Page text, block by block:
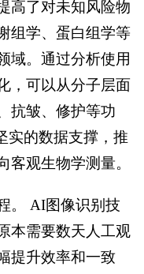
高了对未知风险物
组学、蛋白组学等
域。通过分析使用
，可以从分子层面
抗皱、修护等功
实的数据支撑，推
客观生物学测量。
。 AI图像识别技
本需要数天人工观
提升效率和一致